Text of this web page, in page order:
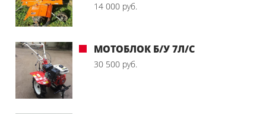
14 000 руб.
МОТОБЛОК Б/У 7Л/С
30 500 руб.